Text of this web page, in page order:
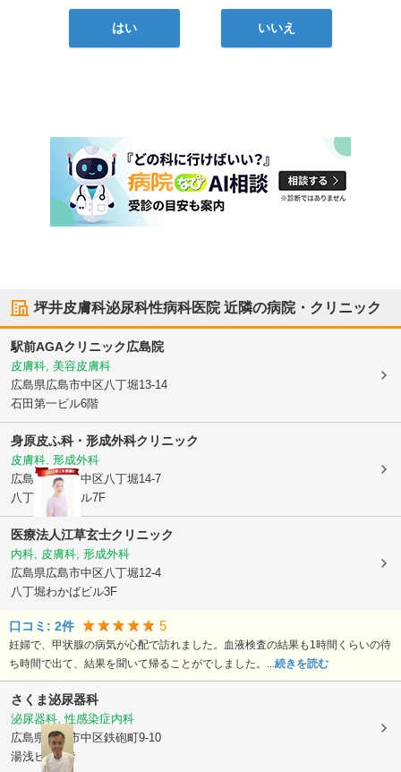
はい いいえ
坪井皮膚科泌尿科性病科医院近隣の病院・クリニック
駅前AGAクリニック広島院
皮膚科, 美容皮膚科
広島県広島市中区八丁堀13-14
石田第一ビル6階
身原皮ふ科・形成外科クリニック
皮膚科, 形成外科
広島県広島市中区八丁堀14-7
八丁堀宮田ビル7F
医療法人江草玄士クリニック
内科, 皮膚科, 形成外科
広島県広島市中区八丁堀12-4
八丁堀わかばビル3F
口コミ: 2件 5
妊婦で、甲状腺の病気が心配で訪れました。血液検査の結果も1時間くらいの待
ち時間で出て、結果を聞いて帰ることがでしました。...続きを読む
さくま泌尿器科
泌尿器科, 性感染症内科
広島県広島市中区鉄砲町9-10
湯浅ビル5階